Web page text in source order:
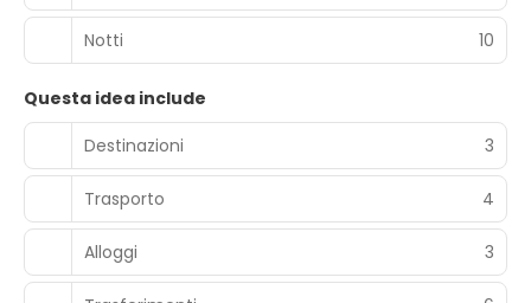
Notti 10
Questa idea include
Destinazioni
3
Trasporto 4
Alloggi 3